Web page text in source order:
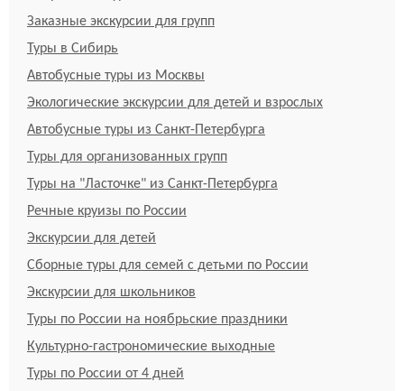
Заказные экскурсии для групп
Туры в Сибирь
Автобусные туры из Москвы
Экологические экскурсии для детей и взрослых
Автобусные туры из Санкт-Петербурга
Туры для организованных групп
Туры на "Ласточке" из Санкт-Петербурга
Речные круизы по России
Экскурсии для детей
Сборные туры для семей с детьми по России
Экскурсии для школьников
Туры по России на ноябрьские праздники
Культурно-гастрономические выходные
Туры по России от 4 дней